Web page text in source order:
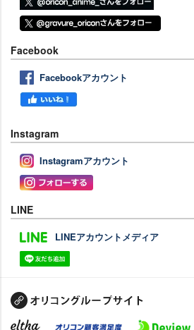
Facebook
Facebookアカウント
Instagram
Instagramアカウント
LINE
LINEアカウントメディア